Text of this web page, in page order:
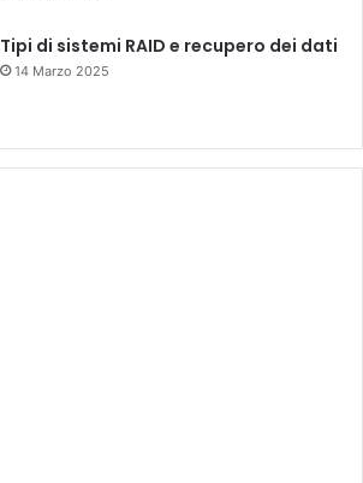
Tipi di sistemi RAID e recupero dei dati
14 Marzo 2025